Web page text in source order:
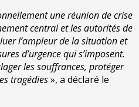
une réunion de crise
central et les autorités de
l’ampleur de la situation et
d’urgence qui s’imposent.
les souffrances, protéger
tragédies»​, a déclaré le